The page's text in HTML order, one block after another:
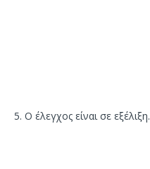
5. Ο έλεγχος είναι σε εξέλιξη.